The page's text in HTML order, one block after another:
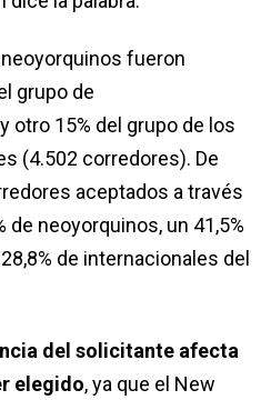
fueron
grupo de
otro 15% del grupo de los
(4.502 corredores). De
aceptados a través
de neoyorquinos, un 41,5%
de internacionales del
del solicitante afecta
elegido, ya que el New